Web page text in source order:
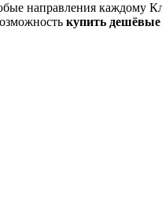
направления каждому
купить